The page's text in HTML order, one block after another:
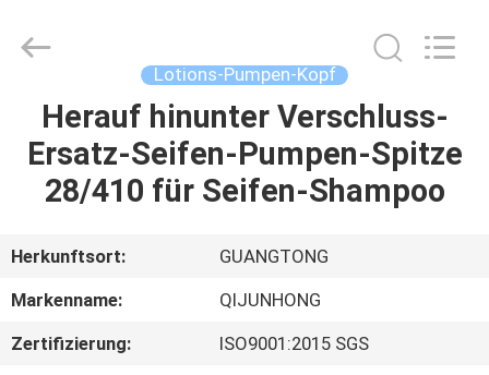
HAUSE
VR-
SHOW
PRODUCTS
MANUFACTORY
Lotions-Pumpen-Kopf
Herauf hinunter Verschluss-
Ersatz-Seifen-Pumpen-Spitze
28/410 für Seifen-Shampoo
Herkunftsort:
GUANGTONG
Markenname:
QIJUNHONG
Zertifizierung:
ISO9001:2015 SGS